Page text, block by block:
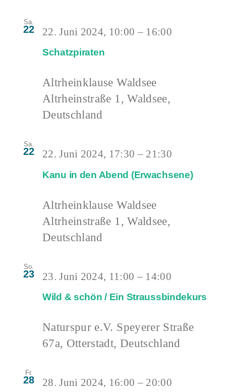
Sa.
22
Schatzpiraten
22. Juni 2024, 10:00 – 16:00
Altrheinklause Waldsee
Altrheinstraße 1, Waldsee,
Deutschland
Sa.
22
Kanu in den Abend (Erwachsene)
22. Juni 2024, 17:30 – 21:30
Altrheinklause Waldsee
Altrheinstraße 1, Waldsee,
Deutschland
So.
23
Wild & schön / Ein Straussbindekurs
23. Juni 2024, 11:00 – 14:00
Naturspur e.V. Speyerer Straße
67a, Otterstadt, Deutschland
Fr.
28 28. Juni 2024, 16:00 – 20:00